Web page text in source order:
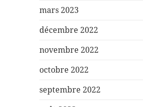
mars 2023
décembre 2022
novembre 2022
octobre 2022
septembre 2022